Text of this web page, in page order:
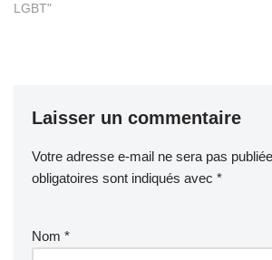
LGBT"
Laisser un commentaire
Votre adresse e-mail ne sera pas
obligatoires sont indiqués avec *
Nom *